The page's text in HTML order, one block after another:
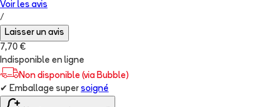
Voir les avis
/
Laisser un avis
7,70 €
Indisponible en ligne
Non disponible (via Bubble)
✔ Emballage super soigné